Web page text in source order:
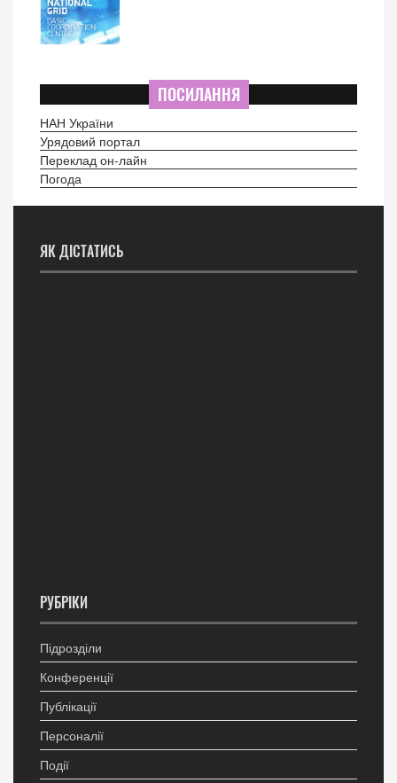
ПОСИЛАННЯ
НАН України
Урядовий портал
Переклад он-лайн
Погода
ЯК ДІСТАТИСЬ
РУБРІКИ
Підрозділи
Конференції
Публікації
Персоналії
Події